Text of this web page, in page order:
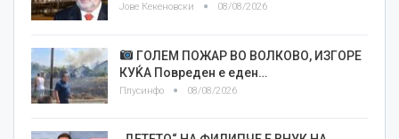
Јове Кекеновски 08/08/2026
ГОЛЕМ ПОЖАР ВО ВОЛКОВО, ИЗГОРЕ
КУЌА Повреден е еден…
Плусинфо 08/08/2026